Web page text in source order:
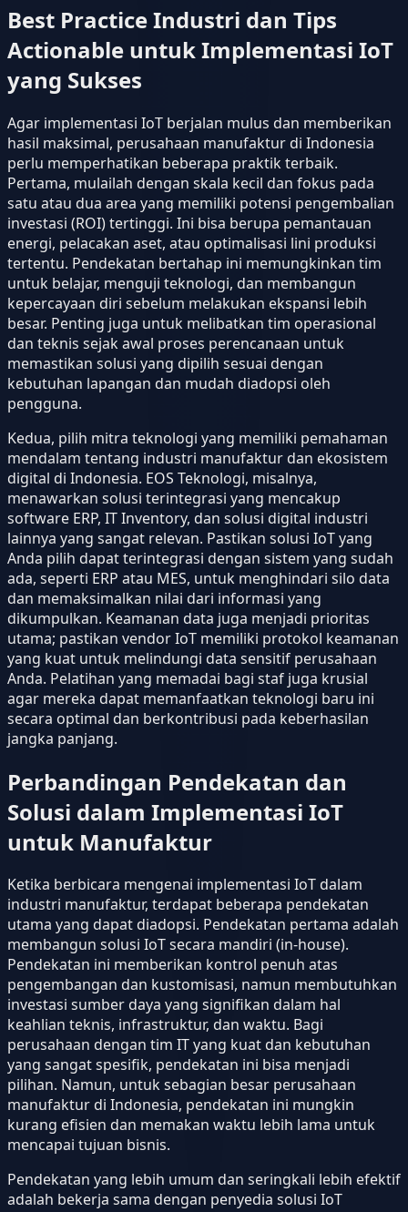
Best Practice Industri dan Tips
Actionable untuk Implementasi IoT
yang Sukses
Agar implementasi IoT berjalan mulus dan memberikan
hasil maksimal, perusahaan manufaktur di Indonesia
perlu memperhatikan beberapa praktik terbaik.
Pertama, mulailah dengan skala kecil dan fokus pada
satu atau dua area yang memiliki potensi pengembalian
investasi (ROI) tertinggi. Ini bisa berupa pemantauan
energi, pelacakan aset, atau optimalisasi lini produksi
tertentu. Pendekatan bertahap ini memungkinkan tim
untuk belajar, menguji teknologi, dan membangun
kepercayaan diri sebelum melakukan ekspansi lebih
besar. Penting juga untuk melibatkan tim operasional
dan teknis sejak awal proses perencanaan untuk
memastikan solusi yang dipilih sesuai dengan
kebutuhan lapangan dan mudah diadopsi oleh
pengguna.
Kedua, pilih mitra teknologi yang memiliki pemahaman
mendalam tentang industri manufaktur dan ekosistem
digital di Indonesia. EOS Teknologi, misalnya,
menawarkan solusi terintegrasi yang mencakup
software ERP, IT Inventory, dan solusi digital industri
lainnya yang sangat relevan. Pastikan solusi IoT yang
Anda pilih dapat terintegrasi dengan sistem yang sudah
ada, seperti ERP atau MES, untuk menghindari silo data
dan memaksimalkan nilai dari informasi yang
dikumpulkan. Keamanan data juga menjadi prioritas
utama; pastikan vendor IoT memiliki protokol keamanan
yang kuat untuk melindungi data sensitif perusahaan
Anda. Pelatihan yang memadai bagi staf juga krusial
agar mereka dapat memanfaatkan teknologi baru ini
secara optimal dan berkontribusi pada keberhasilan
jangka panjang.
Perbandingan Pendekatan dan
Solusi dalam Implementasi IoT
untuk Manufaktur
Ketika berbicara mengenai implementasi IoT dalam
industri manufaktur, terdapat beberapa pendekatan
utama yang dapat diadopsi. Pendekatan pertama adalah
membangun solusi IoT secara mandiri (in-house).
Pendekatan ini memberikan kontrol penuh atas
pengembangan dan kustomisasi, namun membutuhkan
investasi sumber daya yang signifikan dalam hal
keahlian teknis, infrastruktur, dan waktu. Bagi
perusahaan dengan tim IT yang kuat dan kebutuhan
yang sangat spesifik, pendekatan ini bisa menjadi
pilihan. Namun, untuk sebagian besar perusahaan
manufaktur di Indonesia, pendekatan ini mungkin
kurang efisien dan memakan waktu lebih lama untuk
mencapai tujuan bisnis.
Pendekatan yang lebih umum dan seringkali lebih efektif
adalah bekerja sama dengan penyedia solusi IoT